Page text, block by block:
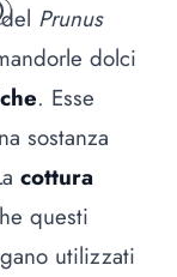
Prunus
dolci
. Esse
sostanza
cottura
questi
utilizzati